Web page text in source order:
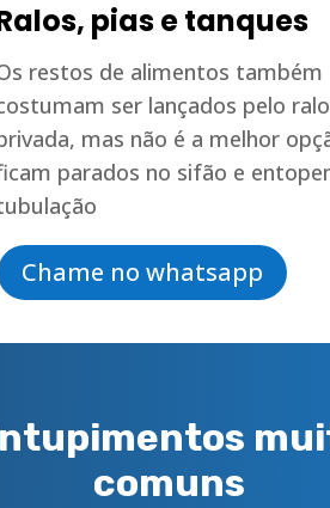
pias e tanques
restos de alimentos também
ser lançados pelo
mas não é a melhor
parados no sifão e
Chame no whatsapp
comuns